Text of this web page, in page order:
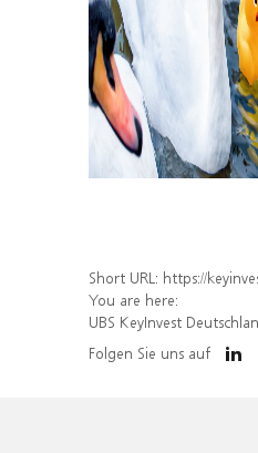
Short URL: https://keyinvest-
You are here:
UBS KeyInvest
Folgen Sie uns auf